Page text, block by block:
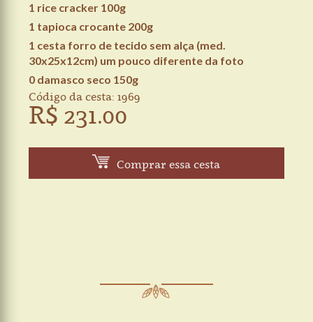
1 rice cracker 100g
1 tapioca crocante 200g
1 cesta forro de tecido sem alça (med.
30x25x12cm) um pouco diferente da foto
0 damasco seco 150g
Código da cesta: 1969
R$ 231.00
Comprar essa cesta